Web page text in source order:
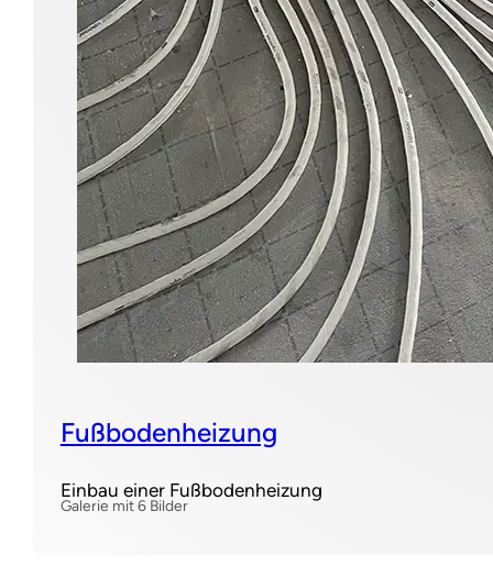
Fußbodenheizung
Einbau einer Fußbodenheizung
Galerie mit 6 Bilder